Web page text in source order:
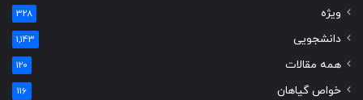
ویژه 328
دانشجویی 1,143
همه مقالات 120
خواص گیاهان 116